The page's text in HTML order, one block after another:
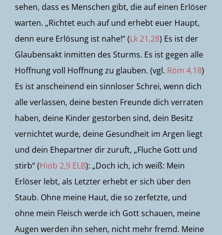
sehen, dass es Menschen gibt, die auf einen Erlöser
warten. „Richtet euch auf und erhebt euer Haupt,
denn eure Erlösung ist nahe!“ (Lk 21,28) Es ist der
Glaubensakt inmitten des Sturms. Es ist gegen alle
Hoffnung voll Hoffnung zu glauben. (vgl. Röm 4,18)
Es ist anscheinend ein sinnloser Schrei, wenn dich
alle verlassen, deine besten Freunde dich verraten
haben, deine Kinder gestorben sind, dein Besitz
vernichtet wurde, deine Gesundheit im Argen liegt
und dein Ehepartner dir zuruft, „Fluche Gott und
stirb“ (Hiob 2,9 ELB): „Doch ich, ich weiß: Mein
Erlöser lebt, als Letzter erhebt er sich über den
Staub. Ohne meine Haut, die so zerfetzte, und
ohne mein Fleisch werde ich Gott schauen, meine
Augen werden ihn sehen, nicht mehr fremd. Meine